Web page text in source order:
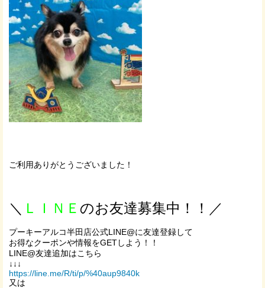
ご利用ありがとうございました！
＼ ＬＩＮＥ のお友達募集中！！／
プーキーアルコ半田店公式LINE@に友達登録して
お得なクーポンや情報をGETしよう！！
LINE@友達追加はこちら
↓↓↓
https://line.me/R/ti/p/%40aup9840k
又は